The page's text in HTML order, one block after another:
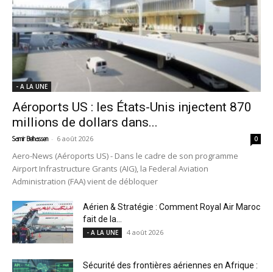
- A LA UNE
Aéroports US : les États-Unis injectent 870
millions de dollars dans...
Samir Belhassen - 6 août 2026 0
Aero-News (Aéroports US) - Dans le cadre de son programme
Airport Infrastructure Grants (AIG), la Federal Aviation
Administration (FAA) vient de débloquer
Aérien & Stratégie : Comment Royal Air Maroc
fait de la...
- A LA UNE 4 août 2026
Sécurité des frontières aériennes en Afrique :